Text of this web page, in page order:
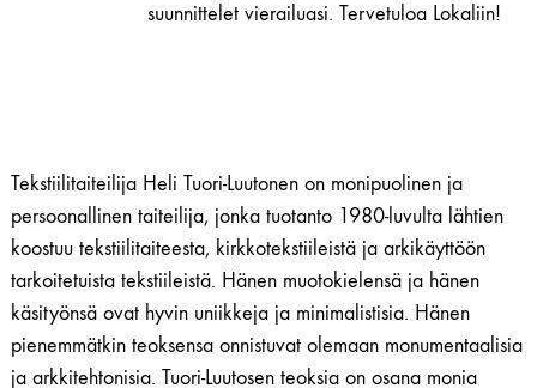
suunnittelet vierailuasi. Tervetuloa Lokaliin!
Tekstiilitaiteilija Heli Tuori-Luutonen on monipuolinen ja
persoonallinen taiteilija, jonka tuotanto 1980-luvulta lähtien
koostuu tekstiilitaiteesta, kirkkotekstiileistä ja arkikäyttöön
tarkoitetuista tekstiileistä. Hänen muotokielensä ja hänen
käsityönsä ovat hyvin uniikkeja ja minimalistisia. Hänen
pienemmätkin teoksensa onnistuvat olemaan monumentaalisia
ja arkkitehtonisia. Tuori-Luutosen teoksia on osana monia